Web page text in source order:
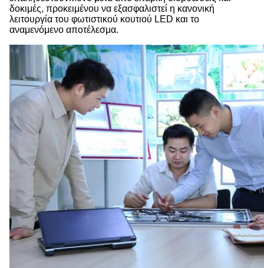
δοκιμές, προκειμένου να εξασφαλιστεί η κανονική
λειτουργία του φωτιστικού κουτιού LED και το
αναμενόμενο αποτέλεσμα.